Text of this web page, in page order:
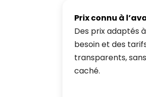
Prix connu à
Des prix adaptés
besoin et des
transparents,
caché.